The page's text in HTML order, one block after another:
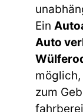
Ein
Auto
zum